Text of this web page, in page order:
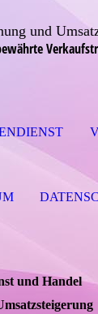
und
und Handel